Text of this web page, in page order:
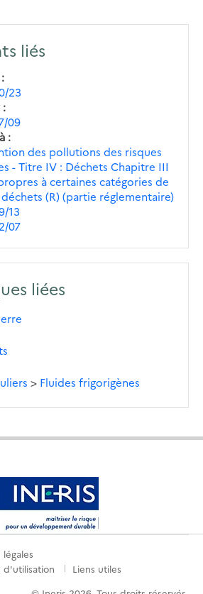
liés
23
09
des pollutions des risques
- Titre IV : Déchets Chapitre III
à certaines catégories de
(R) (partie réglementaire)
13
07
liées
> Fluides frigorigènes
d'utilisation
Liens utiles